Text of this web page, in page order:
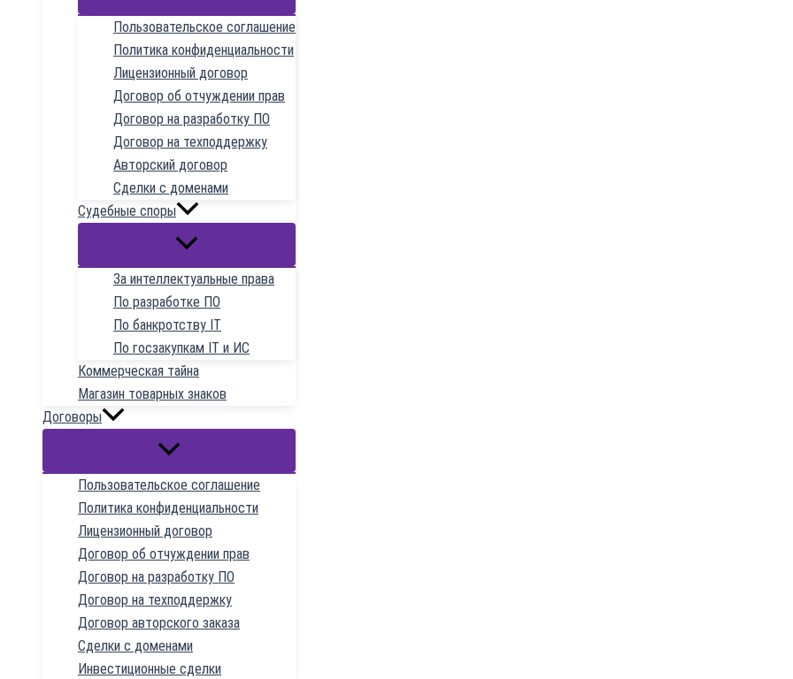
Пользовательское соглашение
Политика конфиденциальности
Лицензионный договор
Договор об отчуждении прав
Договор на разработку ПО
Договор на техподдержку
Авторский договор
Сделки с доменами
Судебные споры
За интеллектуальные права
По разработке ПО
По банкротству IT
По госзакупкам IT и ИС
Коммерческая тайна
Магазин товарных знаков
Договоры
Пользовательское соглашение
Политика конфиденциальности
Лицензионный договор
Договор об отчуждении прав
Договор на разработку ПО
Договор на техподдержку
Договор авторского заказа
Сделки с доменами
Инвестиционные сделки